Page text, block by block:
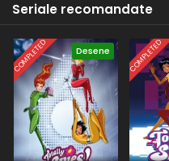
intră în contact cu apa,
puteri supranaturale
Seriale recomandate
COMPLETED Desene COMPLETED